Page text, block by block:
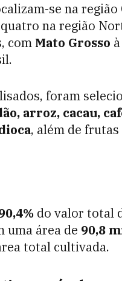
se na
na região
com Mato Grosso
foram
arroz, cacau,
, além de frutas
do valor total
uma área de 90,8
total cultivada.